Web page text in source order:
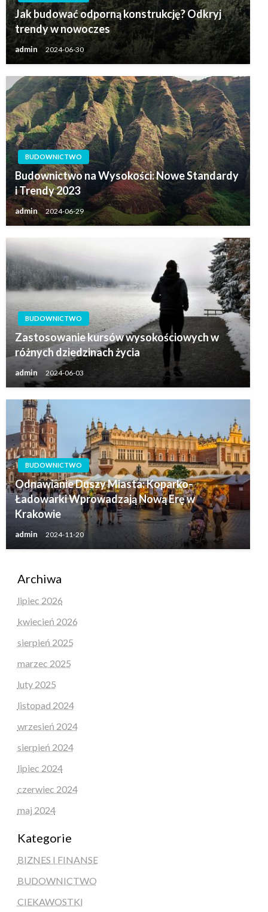
Jak budować odporną konstrukcję? Odkryj
trendy w nowoczes
admin 2024-06-30
BUDOWNICTWO
Budownictwo na Wysokości: Nowe Standardy
i Trendy 2023
admin 2024-06-29
BUDOWNICTWO
Zastosowanie kursów wysokościowych w
różnych dziedzinach życia
admin 2024-06-03
BUDOWNICTWO
Odnawianie Duszy Miasta: Koparko-
Ładowarki Wprowadzają Nową Erę w
Krakowie
admin 2024-11-20
Archiwa
lipiec 2026
kwiecień 2026
sierpień 2025
marzec 2025
luty 2025
listopad 2024
wrzesień 2024
sierpień 2024
lipiec 2024
czerwiec 2024
maj 2024
Kategorie
BIZNES I FINANSE
BUDOWNICTWO
CIEKAWOSTKI